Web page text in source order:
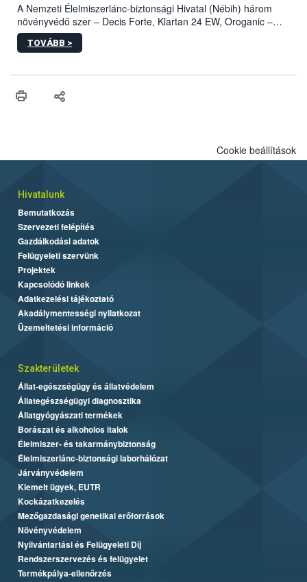
A Nemzeti Élelmiszerlánc-biztonsági Hivatal (Nébih) három
növényvédő szer – Decis Forte, Klartan 24 EW, Oroganic –
engedélyokiratát módosította, így azok a szüretet követően,
egészen a vesszőérettség (BBCH 91) stádiumáig
érésű szőlőkben is legyen lehetőség a károsító elleni további
felhasználók számára is elérhető és ökológiai termesztésben is
TOVÁBB >
Cookie beállítások
Hivatalunk
Bemutatkozás
Szervezeti felépítés
Gazdálkodási adatok
Felügyeleti szervünk
Projektek
Kapcsolódó linkek
Adatkezelési tájékoztató
Akadálymentességi nyilatkozat
Üzemeltetési információ
Szakterületek
Állat-egészségügy és állatvédelem
Állategészségügyi diagnosztika
Állatgyógyászati termékek
Borászat és alkoholos italok
Élelmiszer- és takarmánybiztonság
Élelmiszerlánc-biztonsági laborhálózat
Járványvédelem
Kiemelt ügyek, EUTR
Kockázatkezelés
Mezőgazdasági genetikai erőforrások
Növényvédelem
Nyilvántartási és Felügyeleti Díj
Rendszerszervezés és felügyelet
Termékpálya-ellenőrzés